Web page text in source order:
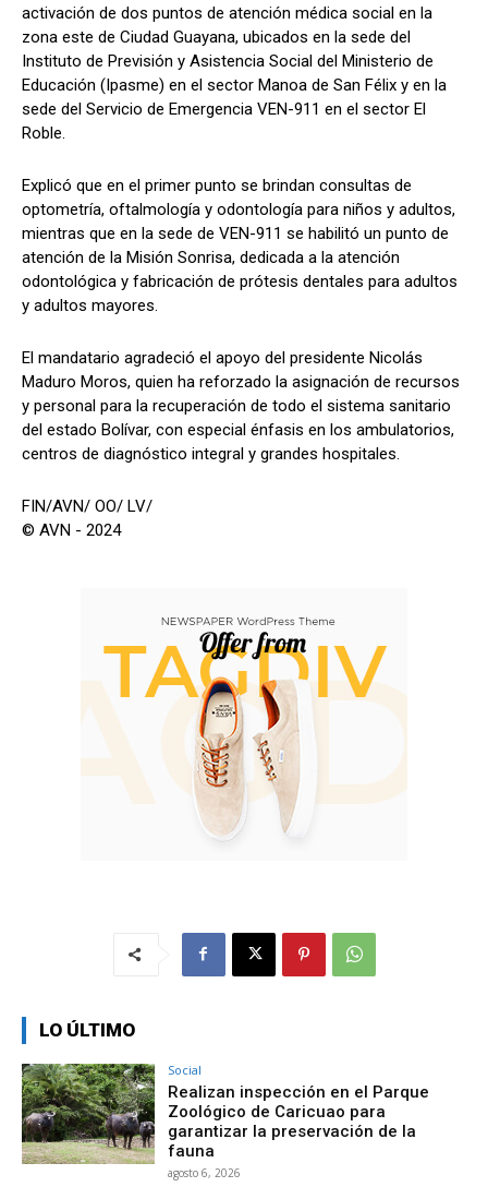
activación de dos puntos de atención médica social en la
zona este de Ciudad Guayana, ubicados en la sede del
Instituto de Previsión y Asistencia Social del Ministerio de
Educación (Ipasme) en el sector Manoa de San Félix y en la
sede del Servicio de Emergencia VEN-911 en el sector El
Roble.
Explicó que en el primer punto se brindan consultas de
optometría, oftalmología y odontología para niños y adultos,
mientras que en la sede de VEN-911 se habilitó un punto de
atención de la Misión Sonrisa, dedicada a la atención
odontológica y fabricación de prótesis dentales para adultos
y adultos mayores.
El mandatario agradeció el apoyo del presidente Nicolás
Maduro Moros, quien ha reforzado la asignación de recursos
y personal para la recuperación de todo el sistema sanitario
del estado Bolívar, con especial énfasis en los ambulatorios,
centros de diagnóstico integral y grandes hospitales.
FIN/AVN/ OO/ LV/
© AVN - 2024
LO ÚLTIMO
Social
Realizan inspección en el Parque
Zoológico de Caricuao para
garantizar la preservación de la
fauna
agosto 6, 2026